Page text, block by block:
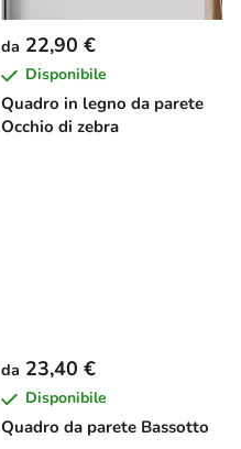
Quadro in legno da parete
Occhio di zebra
da 22,90 €
Disponibile
Quadro da parete Bassotto
da 23,40 €
Disponibile